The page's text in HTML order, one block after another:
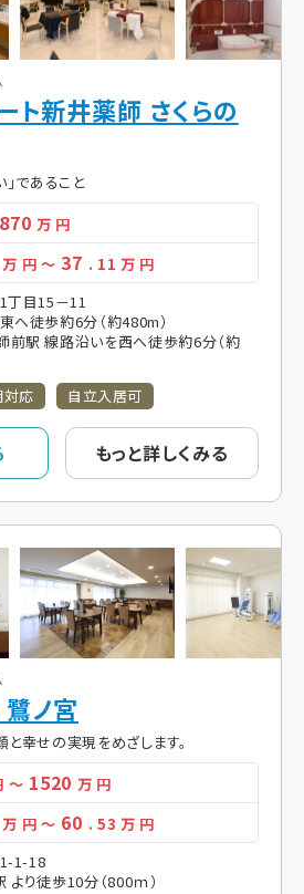
ト新井薬師 さくらの
」であること
870万 円
万 円 ～ 37 . 11 万 円
丁目15－11
へ徒歩約6分（約480m）
前駅 線路沿いを西へ徒歩約6分（約
対応 自立入居可
もっと詳しくみる
ノ宮
幸せの実現をめざします。
～ 1520万 円
万 円 ～ 60 . 53 万 円
1-18
り徒歩10分（800ｍ）